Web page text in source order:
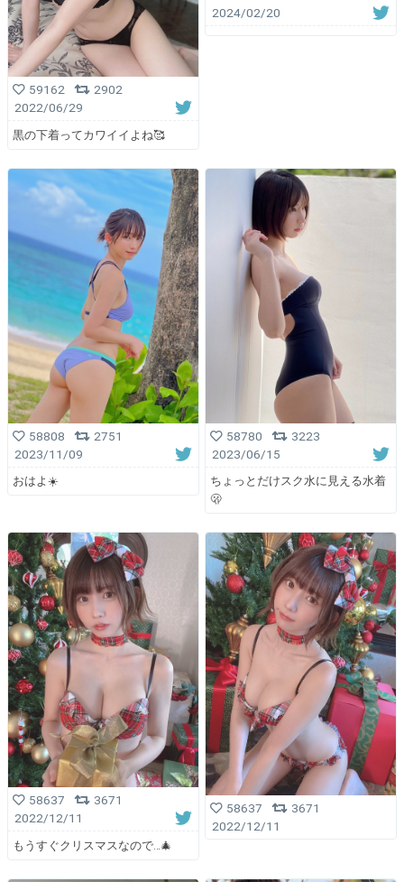
59162
2902
2022/06/29
黒の下着ってカワイイよね🥰
2024/02/20
58808
2751
2023/11/09
おはよ☀️
58780
3223
2023/06/15
ちょっとだけスク水に見える水着
🫢
58637
3671
2022/12/11
もうすぐクリスマスなので…🎄
58637
3671
2022/12/11